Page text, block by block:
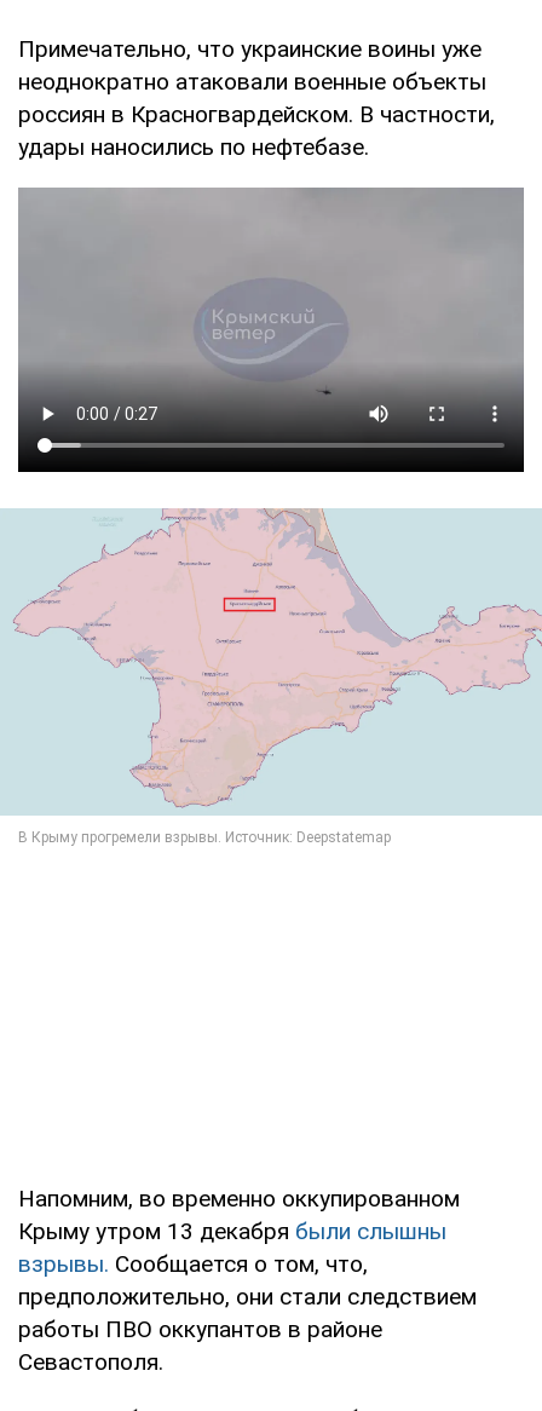
Примечательно, что украинские воины уже
неоднократно атаковали военные объекты
россиян в Красногвардейском. В частности,
удары наносились по нефтебазе.
Напомним, во временно оккупированном
Крыму утром 13 декабря были слышны
взрывы. Сообщается о том, что,
предположительно, они стали следствием
работы ПВО оккупантов в районе
Севастополя.